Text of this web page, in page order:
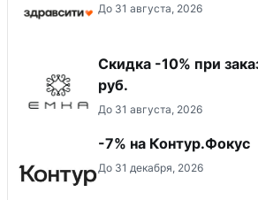
До 31 августа, 2026
Скидка -10% при
руб.
До 31 августа, 2026
-7% на Контур.Фокус
До 31 декабря, 2026